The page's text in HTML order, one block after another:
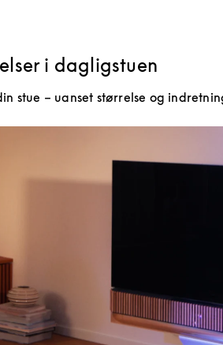
i dagligstuen
stue – uanset størrelse og